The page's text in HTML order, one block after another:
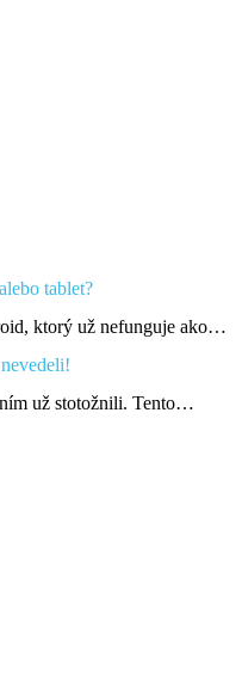
tablet?
ktorý už nefunguje ako…
už stotožnili. Tento…